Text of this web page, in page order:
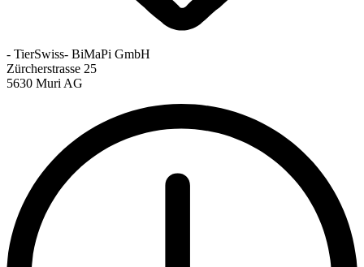
- TierSwiss- BiMaPi GmbH
Zürcherstrasse 25
5630 Muri AG